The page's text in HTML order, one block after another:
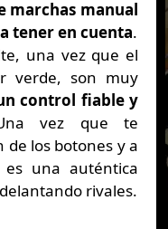
marchas manual
tener en cuenta.
una vez que el
verde, son muy
control fiable y
vez que te
los botones y a
es una auténtica
rivales.